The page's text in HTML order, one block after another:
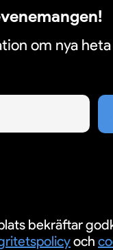
om nya
bekräftar
och